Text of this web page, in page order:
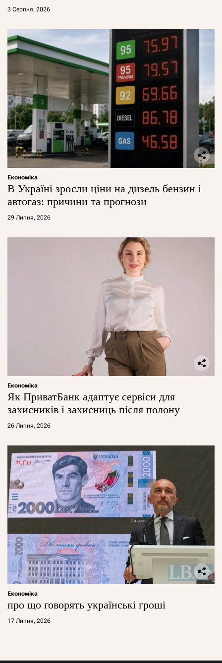
3 Серпня, 2026
Економіка
В Україні зросли ціни на дизель бензин і
автогаз: причини та прогнози
29 Липня, 2026
Економіка
Як ПриватБанк адаптує сервіси для
захисників і захисниць після полону
26 Липня, 2026
Економіка
про що говорять українські гроші
17 Липня, 2026